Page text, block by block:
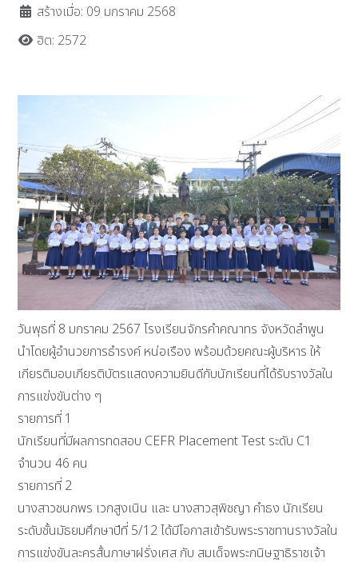
สร้างเมื่อ: 09 มกราคม 2568
ฮิต: 2572
วันพุธที่ 8 มกราคม 2567 โรงเรียนจักรคำคณาทร จังหวัดลำพูน
นำโดยผู้อำนวยการธำรงค์ หน่อเรือง พร้อมด้วยคณะผู้บริหาร ให้
เกียรติมอบเกียรติบัตรแสดงความยินดีกับนักเรียนที่ได้รับรางวัลใน
การแข่งขันต่าง ๆ
รายการที่ 1
นักเรียนที่มีผลการทดสอบ CEFR Placement Test ระดับ C1
จำนวน 46 คน
รายการที่ 2
นางสาวชนกพร เวกสูงเนิน และ นางสาวสุพิชญา คำธง นักเรียน
ระดับชั้นมัธยมศึกษาปีที่ 5/12 ได้มีโอกาสเข้ารับพระราชทานรางวัลใน
การแข่งขันละครสั้นภาษาฝรั่งเศส กับ สมเด็จพระกนิษฐาธิราชเจ้า